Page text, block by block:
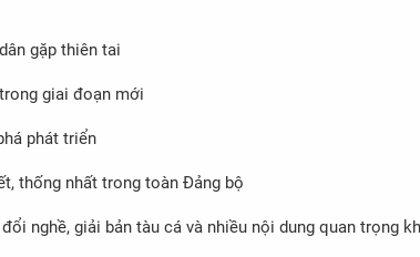
gặp thiên tai
giai đoạn mới
phát triển
thống nhất trong toàn Đảng bộ
nghề, giải bản tàu cá và nhiều nội dung quan trọng